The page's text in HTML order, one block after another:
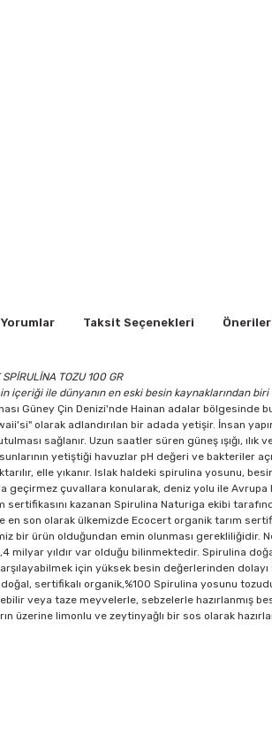
Yorumlar Taksit Seçenekleri
SPİRULİNA TOZU 100 GR
içeriği ile dünyanın en eski besin kaynaklarından
Güney Çin Denizi'nde Hainan adalar
olarak adlandırılan bir adada yetişir. İnsan
sağlanır. Uzun saatler süren güneş ışığı,
yetiştiği havuzlar pH değeri ve bakteriler
elle yıkanır. Islak haldeki spirulina yosunu,
geçirmez çuvallara konularak, deniz yolu ile
sertifikasını kazanan Spirulina Naturiga ekibi
en son olarak ülkemizde Ecocert organik tarım
bir ürün olduğundan emin olunması gerekliliğidir.
milyar yıldır var olduğu bilinmektedir. Spirulina
için yüksek besin değerlerinden
sertifikalı organik,%100 Spirulina yosunu
veya taze meyvelerle, sebzelerle hazırlanmış
üzerine limonlu ve zeytinyağlı bir sos olarak